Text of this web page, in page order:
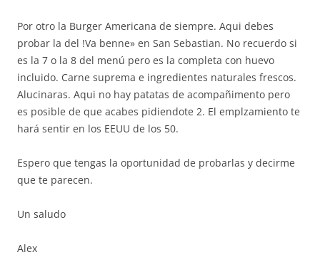
Por otro la Burger Americana de siempre. Aqui debes
probar la del !Va benne» en San Sebastian. No recuerdo si
es la 7 o la 8 del menú pero es la completa con huevo
incluido. Carne suprema e ingredientes naturales frescos.
Alucinaras. Aqui no hay patatas de acompañimento pero
es posible de que acabes pidiendote 2. El emplzamiento te
hará sentir en los EEUU de los 50.
Espero que tengas la oportunidad de probarlas y decirme
que te parecen.
Un saludo
Alex